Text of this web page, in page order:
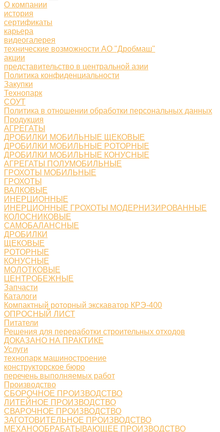
О компании
история
сертификаты
карьера
видеогалерея
технические возможности АО "Дробмаш"
акции
представительство в центральной азии
Политика конфиденциальности
Закупки
Технопарк
СОУТ
Политика в отношении обработки персональных данных
Продукция
АГРЕГАТЫ
ДРОБИЛКИ МОБИЛЬНЫЕ ЩЕКОВЫЕ
ДРОБИЛКИ МОБИЛЬНЫЕ РОТОРНЫЕ
ДРОБИЛКИ МОБИЛЬНЫЕ КОНУСНЫЕ
АГРЕГАТЫ ПОЛУМОБИЛЬНЫЕ
ГРОХОТЫ МОБИЛЬНЫЕ
ГРОХОТЫ
ВАЛКОВЫЕ
ИНЕРЦИОННЫЕ
ИНЕРЦИОННЫЕ ГРОХОТЫ МОДЕРНИЗИРОВАННЫЕ
КОЛОСНИКОВЫЕ
САМОБАЛАНСНЫЕ
ДРОБИЛКИ
ЩЕКОВЫЕ
РОТОРНЫЕ
КОНУСНЫЕ
МОЛОТКОВЫЕ
ЦЕНТРОБЕЖНЫЕ
Запчасти
Каталоги
Компактный роторный экскаватор КРЭ-400
ОПРОСНЫЙ ЛИСТ
Питатели
Решения для переработки строительных отходов
ДОКАЗАНО НА ПРАКТИКЕ
Услуги
технопарк машиностроение
конструкторское бюро
перечень выполняемых работ
Производство
СБОРОЧНОЕ ПРОИЗВОДСТВО
ЛИТЕЙНОЕ ПРОИЗВОДСТВО
СВАРОЧНОЕ ПРОИЗВОДСТВО
ЗАГОТОВИТЕЛЬНОЕ ПРОИЗВОДСТВО
МЕХАНООБРАБАТЫВАЮЩЕЕ ПРОИЗВОДСТВО